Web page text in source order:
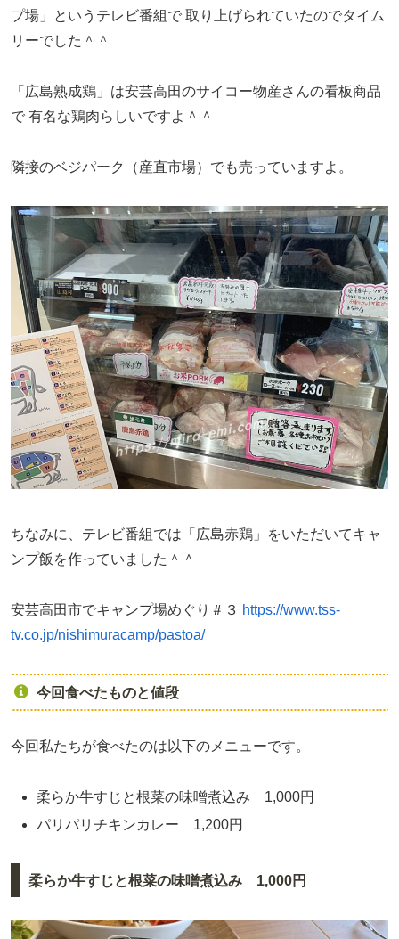
プ場」というテレビ番組で 取り上げられていたのでタイム
リーでした＾＾
「広島熟成鶏」は安芸高田のサイコー物産さんの看板商品
で 有名な鶏肉らしいですよ＾＾
隣接のベジパーク（産直市場）でも売っていますよ。
ちなみに、テレビ番組では「広島赤鶏」をいただいてキャ
ンプ飯を作っていました＾＾
安芸高田市でキャンプ場めぐり＃３ https://www.tss-
tv.co.jp/nishimuracamp/pastoa/
今回食べたものと値段
今回私たちが食べたのは以下のメニューです。
柔らか牛すじと根菜の味噌煮込み 1,000円
パリパリチキンカレー 1,200円
柔らか牛すじと根菜の味噌煮込み 1,000円